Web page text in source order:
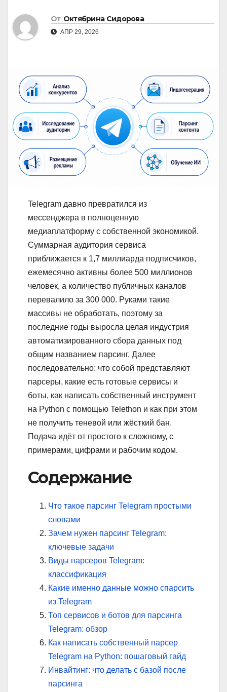
От Октябрина Сидорова
АПР 29, 2026
Telegram давно превратился из
мессенджера в полноценную
медиаплатформу с собственной экономикой.
Суммарная аудитория сервиса
приближается к 1,7 миллиарда подписчиков,
ежемесячно активны более 500 миллионов
человек, а количество публичных каналов
перевалило за 300 000. Руками такие
массивы не обработать, поэтому за
последние годы выросла целая индустрия
автоматизированного сбора данных под
общим названием парсинг. Далее
последовательно: что собой представляют
парсеры, какие есть готовые сервисы и
боты, как написать собственный инструмент
на Python с помощью Telethon и как при этом
не получить теневой или жёсткий бан.
Подача идёт от простого к сложному, с
примерами, цифрами и рабочим кодом.
Содержание
Что такое парсинг Telegram простыми
словами
Зачем нужен парсинг Telegram:
ключевые задачи
Виды парсеров Telegram:
классификация
Какие именно данные можно спарсить
из Telegram
Топ сервисов и ботов для парсинга
Telegram: обзор
Как написать собственный парсер
Telegram на Python: пошаговый гайд
Инвайтинг: что делать с базой после
парсинга